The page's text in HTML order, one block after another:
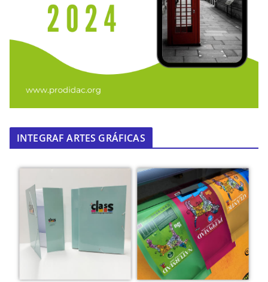
INTEGRAF ARTES GRÁFICAS